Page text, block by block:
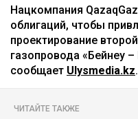
Нацкомпания
облигаций, чтобы
проектирование
газопровода «Бейнеу
сообщает Ulysmedia.kz.
ЧИТАЙТЕ ТАКЖЕ